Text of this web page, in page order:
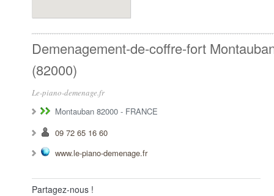
Demenagement-de-coffre-fort
(82000)
Le-piano-demenage.fr
Montauban 82000 - FRANCE
09 72 65 16 60
www.le-piano-demenage.fr
Partagez-nous !